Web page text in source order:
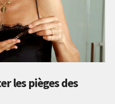
les pièges des